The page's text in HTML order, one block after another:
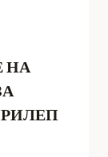
НА